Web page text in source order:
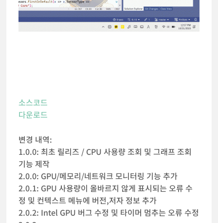
소스코드
다운로드
변경 내역:
1.0.0: 최초 릴리즈 / CPU 사용량 조회 및 그래프 조회
기능 제작
2.0.0: GPU/메모리/네트워크 모니터링 기능 추가
2.0.1: GPU 사용량이 올바르지 않게 표시되는 오류 수
정 및 컨텍스트 메뉴에 버전,저자 정보 추가
2.0.2: Intel GPU 버그 수정 및 타이머 멈추는 오류 수정